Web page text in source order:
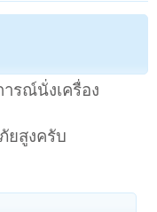
รณ์นั่งเครื่อง
ยสูงครับ